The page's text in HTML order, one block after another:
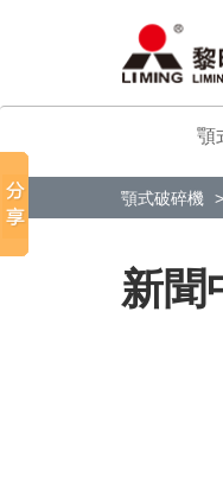
顎
顎式破碎機
新聞